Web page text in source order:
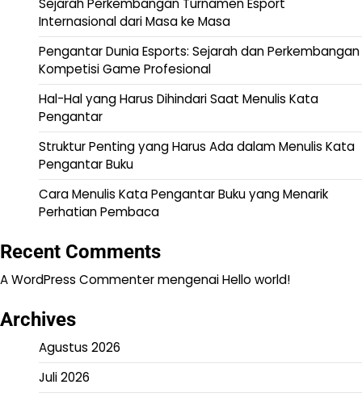
Sejarah Perkembangan Turnamen Esport
Internasional dari Masa ke Masa
Pengantar Dunia Esports: Sejarah dan Perkembangan
Kompetisi Game Profesional
Hal-Hal yang Harus Dihindari Saat Menulis Kata
Pengantar
Struktur Penting yang Harus Ada dalam Menulis Kata
Pengantar Buku
Cara Menulis Kata Pengantar Buku yang Menarik
Perhatian Pembaca
Recent Comments
A WordPress CommentermengenaiHello world!
Archives
Agustus 2026
Juli 2026